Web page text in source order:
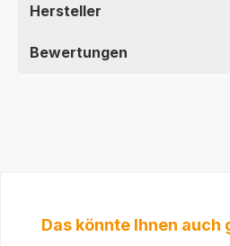
Hersteller
Bewertungen
Produktgalerie
Das könnte Ihnen auch